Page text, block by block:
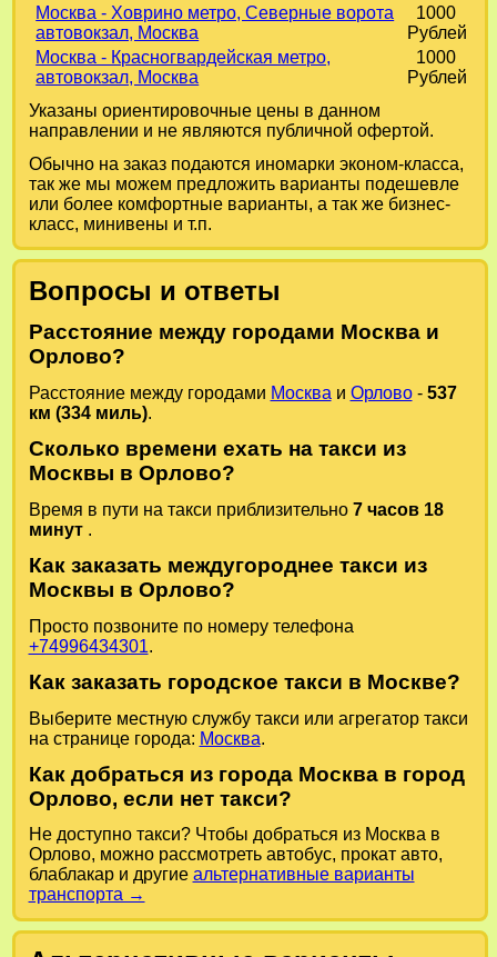
Москва - Ховрино метро, Северные ворота
автовокзал, Москва
1000
Рублей
Москва - Красногвардейская метро,
автовокзал, Москва
1000
Рублей
Указаны ориентировочные цены в данном
направлении и не являются публичной офертой.
Обычно на заказ подаются иномарки эконом-класса,
так же мы можем предложить варианты подешевле
или более комфортные варианты, а так же бизнес-
класс, минивены и т.п.
Вопросы и ответы
Расстояние между городами Москва и
Орлово?
Расстояние между городами Москва и Орлово- 537
км (334 миль).
Сколько времени ехать на такси из
Москвы в Орлово?
Время в пути на такси приблизительно 7 часов 18
минут .
Как заказать междугороднее такси из
Москвы в Орлово?
Просто позвоните по номеру телефона
+74996434301.
Как заказать городское такси в Москве?
Выберите местную службу такси или агрегатор такси
на странице города: Москва.
Как добраться из города Москва в город
Орлово, если нет такси?
Не доступно такси? Чтобы добраться из Москва в
Орлово, можно рассмотреть автобус, прокат авто,
блаблакар и другие альтернативные варианты
транспорта →